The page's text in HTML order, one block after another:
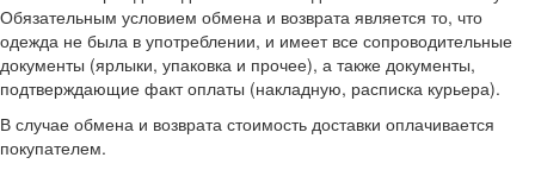
Обязательным условием обмена и возврата является то, что
одежда не была в употреблении, и имеет все сопроводительные
документы (ярлыки, упаковка и прочее), а также документы,
подтверждающие факт оплаты (накладную, расписка курьера).
В случае обмена и возврата стоимость доставки оплачивается
покупателем.